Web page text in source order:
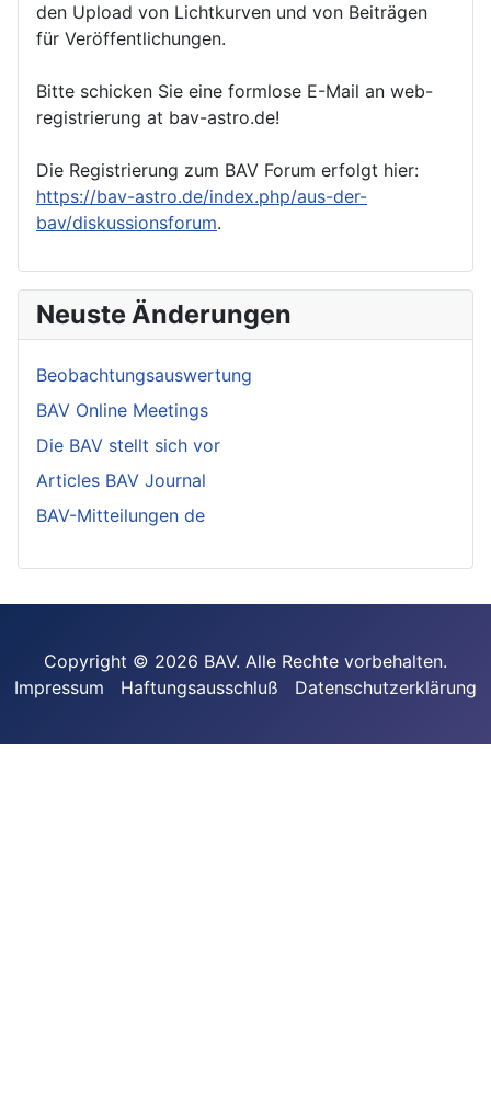
den Upload von Lichtkurven und von Beiträgen
für Veröffentlichungen.
Bitte schicken Sie eine formlose E-Mail an web-
registrierung at bav-astro.de!
Die Registrierung zum BAV Forum erfolgt hier:
https://bav-astro.de/index.php/aus-der-
bav/diskussionsforum.
Neuste Änderungen
Beobachtungsauswertung
BAV Online Meetings
Die BAV stellt sich vor
Articles BAV Journal
BAV-Mitteilungen de
Copyright © 2026 BAV. Alle Rechte vorbehalten.
Impressum
Haftungsausschluß Datenschutzerklärung